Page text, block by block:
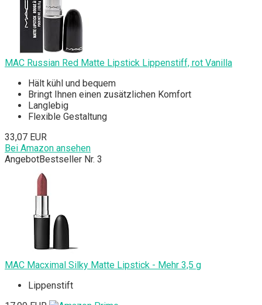
MAC Russian Red Matte Lipstick Lippenstiff, rot Vanilla
Hält kühl und bequem
Bringt Ihnen einen zusätzlichen Komfort
Langlebig
Flexible Gestaltung
33,07 EUR
Bei Amazon ansehen
AngebotBestseller Nr. 3
MAC Macximal Silky Matte Lipstick - Mehr 3,5 g
Lippenstift